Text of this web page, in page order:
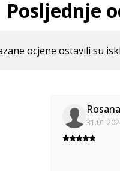
Posljednje
ocjene ostavili su
Rosana